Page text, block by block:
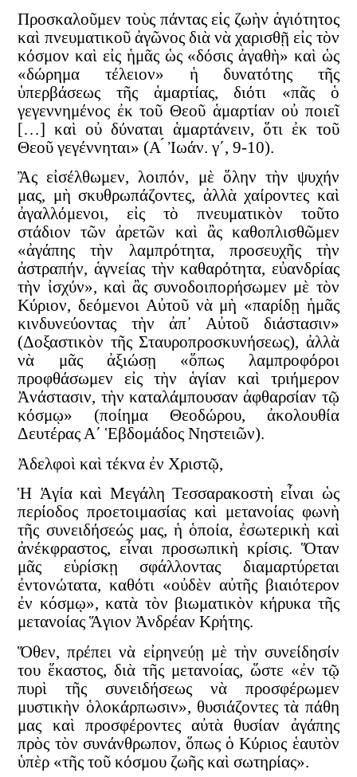
Προσκαλοῦμεν τοὺς πάντας εἰς ζωὴν ἁγιότητος
καὶ πνευματικοῦ ἀγῶνος διὰ νὰ χαρισθῇ εἰς τὸν
κόσμον καὶ εἰς ἡμᾶς ὡς «δόσις ἀγαθὴ» καὶ ὡς
«δώρημα τέλειον» ἡ δυνατότης τῆς
ὑπερβάσεως τῆς ἁμαρτίας, διότι «πᾶς ὁ
γεγεννημένος ἐκ τοῦ Θεοῦ ἁμαρτίαν οὐ ποιεῖ
[…] καὶ οὐ δύναται ἁμαρτάνειν, ὅτι ἐκ τοῦ
Θεοῦ γεγέννηται» (Α ́ Ἰωάν. γ΄, 9-10).
Ἂς εἰσέλθωμεν, λοιπόν, μὲ ὅλην τὴν ψυχήν
μας, μὴ σκυθρωπάζοντες, ἀλλὰ χαίροντες καὶ
ἀγαλλόμενοι, εἰς τὸ πνευματικὸν τοῦτο
στάδιον τῶν ἀρετῶν καὶ ἂς καθοπλισθῶμεν
«ἀγάπης τὴν λαμπρότητα, προσευχῆς τὴν
ἀστραπήν, ἁγνείας τὴν καθαρότητα, εὐανδρίας
τὴν ἰσχύν», καὶ ἂς συνοδοιπορήσωμεν μὲ τὸν
Κύριον, δεόμενοι Αὐτοῦ νὰ μὴ «παρίδῃ ἡμᾶς
κινδυνεύοντας τὴν ἀπ᾿ Αὐτοῦ διάστασιν»
(Δοξαστικὸν τῆς Σταυροπροσκυνήσεως), ἀλλὰ
νὰ μᾶς ἀξιώσῃ «ὅπως λαμπροφόροι
προφθάσωμεν εἰς τὴν ἁγίαν καὶ τριήμερον
Ἀνάστασιν, τὴν καταλάμπουσαν ἀφθαρσίαν τῷ
κόσμῳ» (ποίημα Θεοδώρου, ἀκολουθία
Δευτέρας Α΄ Ἑβδομάδος Νηστειῶν).
Ἀδελφοὶ καὶ τέκνα ἐν Χριστῷ,
Ἡ Ἁγία καὶ Μεγάλη Τεσσαρακοστὴ εἶναι ὡς
περίοδος προετοιμασίας καὶ μετανοίας φωνὴ
τῆς συνειδήσεώς μας, ἡ ὁποία, ἐσωτερικὴ καὶ
ἀνέκφραστος, εἶναι προσωπικὴ κρίσις. Ὅταν
μᾶς εὑρίσκῃ σφάλλοντας διαμαρτύρεται
ἐντονώτατα, καθότι «οὐδὲν αὐτῆς βιαιότερον
ἐν κόσμῳ», κατὰ τὸν βιωματικὸν κήρυκα τῆς
μετανοίας Ἅγιον Ἀνδρέαν Κρήτης.
Ὅθεν, πρέπει νὰ εἰρηνεύῃ μὲ τὴν συνείδησίν
του ἕκαστος, διὰ τῆς μετανοίας, ὥστε «ἐν τῷ
πυρὶ τῆς συνειδήσεως νὰ προσφέρωμεν
μυστικὴν ὁλοκάρπωσιν», θυσιάζοντες τὰ πάθη
μας καὶ προσφέροντες αὐτὰ θυσίαν ἀγάπης
πρὸς τὸν συνάνθρωπον, ὅπως ὁ Κύριος ἑαυτὸν
ὑπὲρ «τῆς τοῦ κόσμου ζωῆς καὶ σωτηρίας».